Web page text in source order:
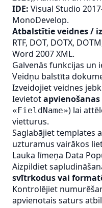
IDE: Visual Studio
MonoDevelop.
Atbalstītie veidnes /
RTF, DOT, DOTX,
Word 2007 XML.
Galvenās funkcijas un
Veidņu balstīta
Izveidojiet veidnes
Ievietot
«FieldName») lai
vietturus.
Saglabājiet templates
uzturamus vairākos
Lauka līmeņa Data
Aizpildiet
svītrkodus vai
Kontrolējiet
apvienotais saturs